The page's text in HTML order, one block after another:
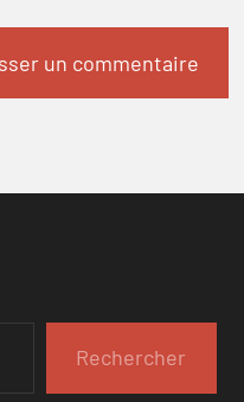
Rechercher